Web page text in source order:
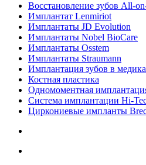
Восстановление зубов
Имплантат Lenmiriot
Имплантаты JD Evolution
Имплантаты Nobel BioСare
Имплантаты Osstem
Имплантаты Straumann
Имплантация зубов в
Костная пластика
Одномоментная
Система имплантации Hi-
Циркониевые импланты